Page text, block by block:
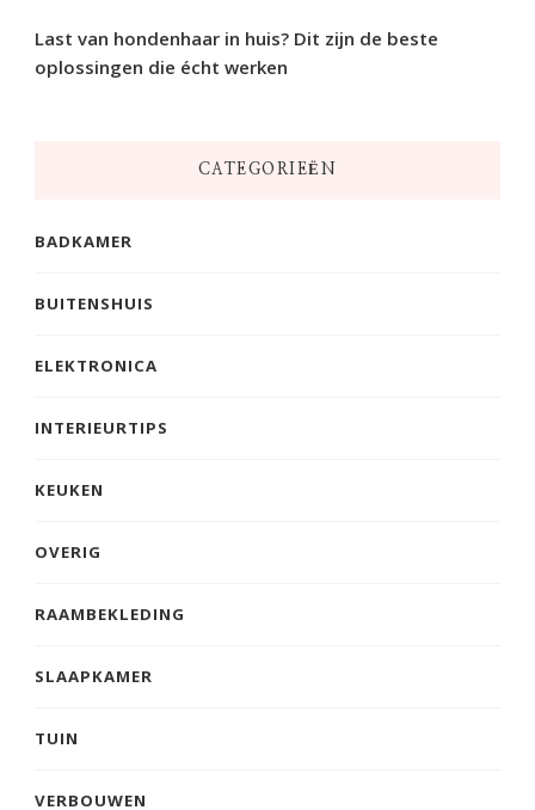
Last van hondenhaar in huis? Dit zijn de beste
oplossingen die écht werken
CATEGORIEËN
BADKAMER
BUITENSHUIS
ELEKTRONICA
INTERIEURTIPS
KEUKEN
OVERIG
RAAMBEKLEDING
SLAAPKAMER
TUIN
VERBOUWEN